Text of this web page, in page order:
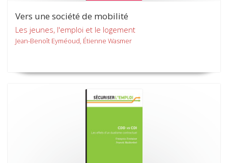
Vers une société de mobilité
Les jeunes, l'emploi et le logement
Jean-Benoît Eyméoud, Étienne Wasmer